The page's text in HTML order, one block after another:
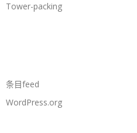
Tower-packing
条目feed
WordPress.org